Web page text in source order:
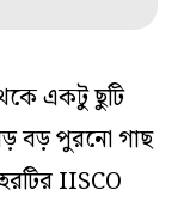
একটু ছুটি
বড় পুরনো গাছ
IISCO